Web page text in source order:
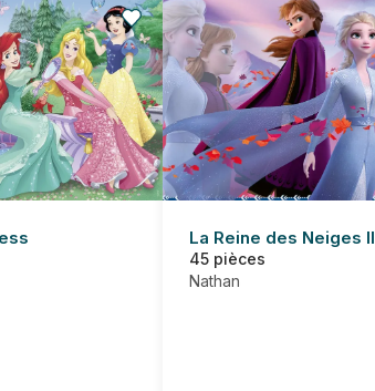
La Reine des Neiges II
45 pièces
Nathan